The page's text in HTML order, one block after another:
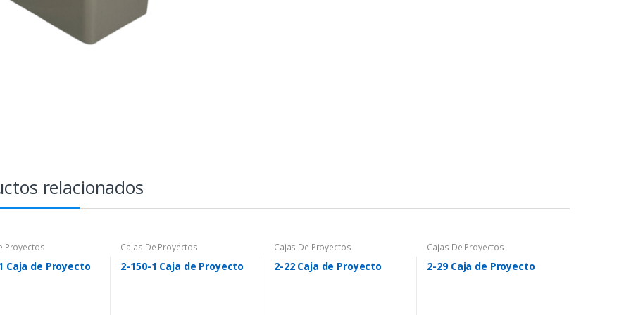
relacionados
Proyectos
Caja de Proyecto
Cajas De Proyectos
2-150-1 Caja de Proyecto
Cajas De Proyectos
2-22 Caja de Proyecto
Cajas De Proyectos
2-29 Caja de Proyecto